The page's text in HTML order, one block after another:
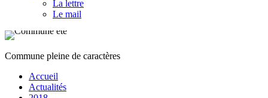
La lettre
Le mail
Commune pleine de caractères
Accueil
Actualités